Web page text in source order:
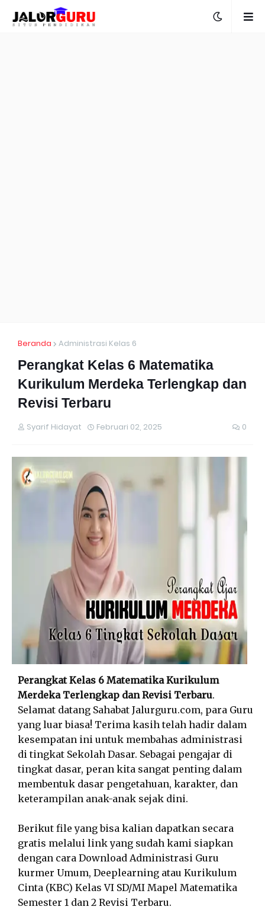
Beranda Administrasi Kelas 6
Perangkat Kelas 6 Matematika
Kurikulum Merdeka Terlengkap dan
Revisi Terbaru
Syarif Hidayat Februari 02, 2025 0
Perangkat Kelas 6 Matematika Kurikulum
Merdeka Terlengkap dan Revisi Terbaru.
Selamat datang Sahabat Jalurguru.com, para Guru
yang luar biasa! Terima kasih telah hadir dalam
kesempatan ini untuk membahas administrasi
di tingkat Sekolah Dasar. Sebagai pengajar di
tingkat dasar, peran kita sangat penting dalam
membentuk dasar pengetahuan, karakter, dan
keterampilan anak-anak sejak dini.
Berikut file yang bisa kalian dapatkan secara
gratis melalui link yang sudah kami siapkan
dengan cara Download Administrasi Guru
kurmer Umum, Deeplearning atau Kurikulum
Cinta (KBC) Kelas VI SD/MI Mapel Matematika
Semester 1 dan 2 Revisi Terbaru.